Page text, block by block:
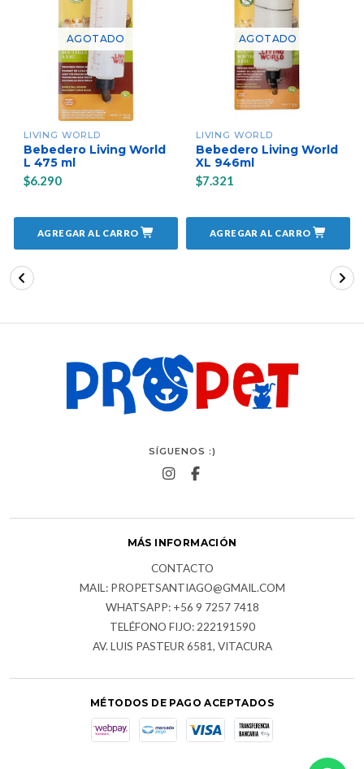
AGOTADO
LIVING WORLD
Bebedero Living World
L 475 ml
$6.290
AGREGAR AL CARRO
AGOTADO
LIVING WORLD
Bebedero Living World
XL 946ml
$7.321
AGREGAR AL CARRO
SÍGUENOS :)
MÁS INFORMACIÓN
CONTACTO
MAIL: PROPETSANTIAGO@GMAIL.COM
WHATSAPP: +56 9 7257 7418
TELÉFONO FIJO: 222191590
AV. LUIS PASTEUR 6581, VITACURA
MÉTODOS DE PAGO ACEPTADOS